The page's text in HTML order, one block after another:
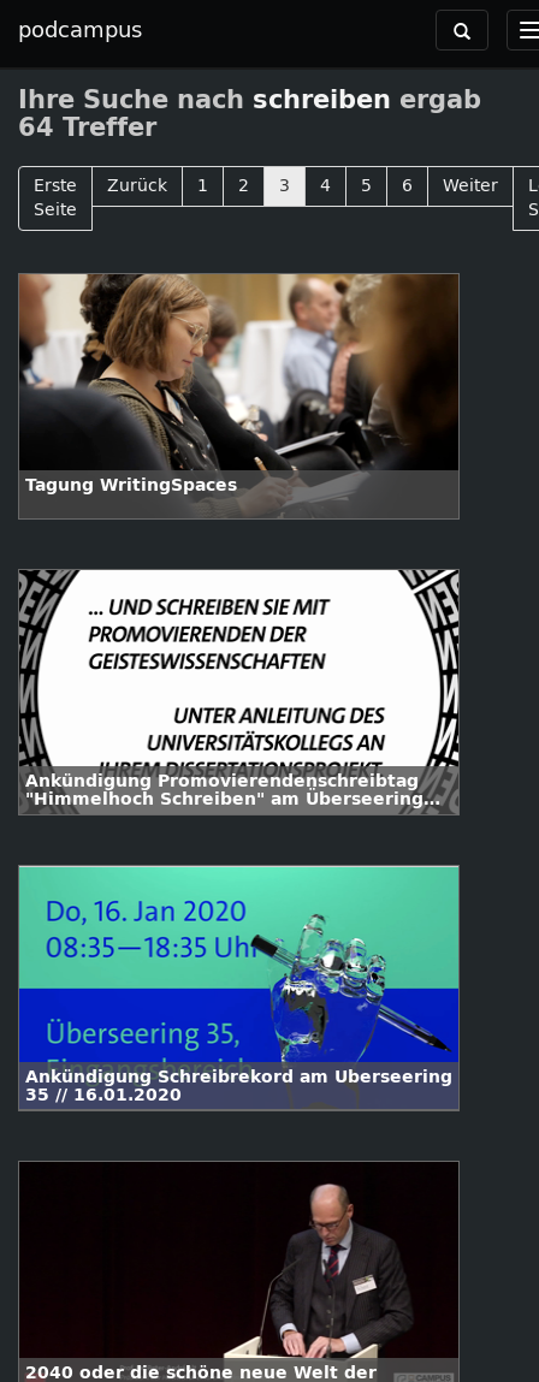
podcampus
Toggle
navigation
Ihre Suche nach schreiben ergab
64 Treffer
Erste
Seite
Zurück 1 2 3 4 5 6 Weiter
Tagung WritingSpaces
Ankündigung Promovierendenschreibtag
"Himmelhoch Schreiben" am Überseering
35 // 20.02.2020
Ankündigung Schreibrekord am Überseering
35 // 16.01.2020
2040 oder die schöne neue Welt der